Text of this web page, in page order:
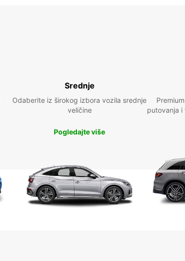
Srednje
Odaberite iz širokog izbora vozila srednje
veličine
Pogledajte više
putovanja i